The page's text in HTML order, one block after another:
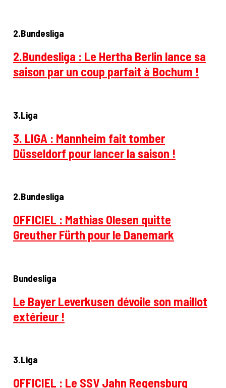
2.Bundesliga
2.Bundesliga : Le Hertha Berlin lance sa
saison par un coup parfait à Bochum !
3.Liga
3. LIGA : Mannheim fait tomber
Düsseldorf pour lancer la saison !
2.Bundesliga
OFFICIEL : Mathias Olesen quitte
Greuther Fürth pour le Danemark
Bundesliga
Le Bayer Leverkusen dévoile son maillot
extérieur !
3.Liga
OFFICIEL : Le SSV Jahn Regensburg